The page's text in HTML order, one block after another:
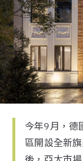
今年9月，德
區開設全新